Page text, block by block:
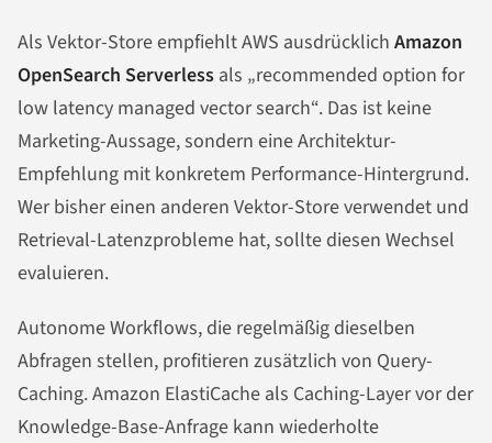
Als Vektor-Store empfiehlt AWS ausdrücklich Amazon
OpenSearch Serverless als „recommended option for
low latency managed vector search“. Das ist keine
Marketing-Aussage, sondern eine Architektur-
Empfehlung mit konkretem Performance-Hintergrund.
Wer bisher einen anderen Vektor-Store verwendet und
Retrieval-Latenzprobleme hat, sollte diesen Wechsel
evaluieren.
Autonome Workflows, die regelmäßig dieselben
Abfragen stellen, profitieren zusätzlich von Query-
Caching. Amazon ElastiCache als Caching-Layer vor der
Knowledge-Base-Anfrage kann wiederholte